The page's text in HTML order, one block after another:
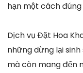
hạn một cách
Dịch vụ Đặt Hoa
những dừng lại
mà còn mang đến